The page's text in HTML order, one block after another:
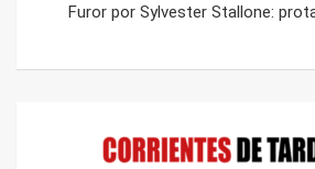
Furor por Sylvester Stallone: